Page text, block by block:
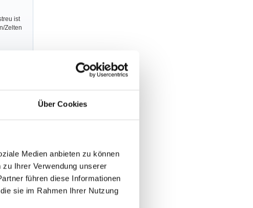
Über Cookies
Medien anbieten zu können
Ihrer Verwendung unserer
führen diese Informationen
sie im Rahmen Ihrer Nutzung
ist
Zelten